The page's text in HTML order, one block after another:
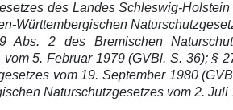
des Landes Schleswig-
Württembergischen
2 des Bremischen
5. Februar 1979 (GVBl. S. 36); §
vom 19. September 1980
Naturschutzgesetzes vom 2. Juli